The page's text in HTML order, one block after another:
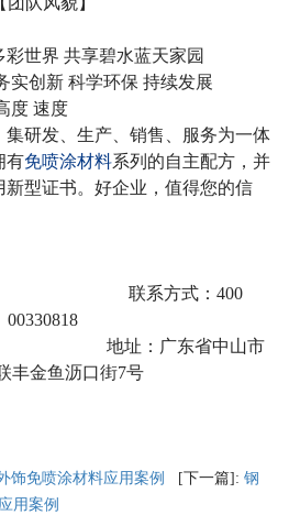
世界 共享碧水蓝天家园
实创新 科学环保 持续发展
度 速度
集研发、生产、销售、服务为一体
有免喷涂材料系列的自主配方，并
型证书。好企业，值得您的信
联系方式： 400
00330818
地址：广东省中山市
丰金鱼沥口街7号
饰免喷涂材料应用案例 [下一篇]: 钢
用案例